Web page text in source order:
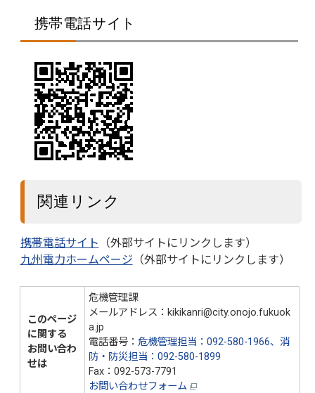
携帯電話サイト
関連リンク
携帯電話サイト （外部サイトにリンクします）
九州電力ホームページ （外部サイトにリンクします）
このページ
に関する
お問い合わ
せは
危機管理課
メールアドレス：kikikanri@city.onojo.fukuok
a.jp
電話番号： 危機管理担当：092-580-1966、消
防・防災担当：092-580-1899
Fax：092-573-7791
お問い合わせフォーム